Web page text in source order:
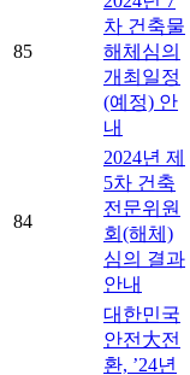
85
차 건축물
해체심의
개최일정
(예정) 안
내
84
2024년 제
5차 건축
전문위원
회(해체)
심의 결과
안내
대한민국
안전大전
환, ’24년